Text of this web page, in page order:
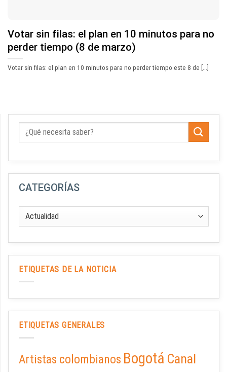
Votar sin filas: el plan en 10 minutos para no
perder tiempo (8 de marzo)
Votar sin filas: el plan en 10 minutos para no perder tiempo este 8 de [...]
CATEGORÍAS
ETIQUETAS DE LA NOTICIA
ETIQUETAS GENERALES
Artistas colombianos Bogotá Canal